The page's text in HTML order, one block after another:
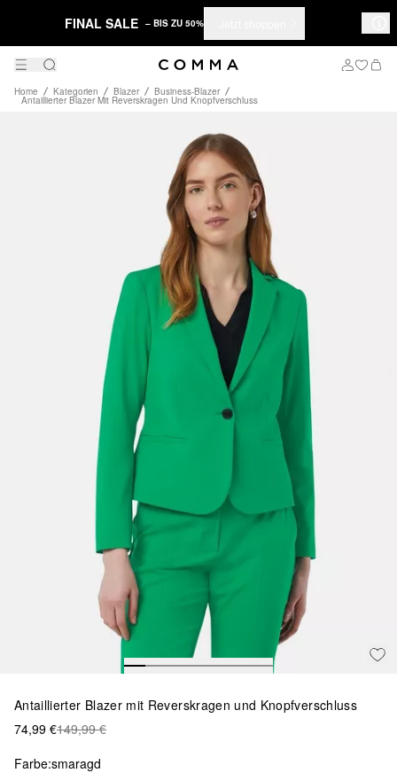
FINAL SALE – BIS ZU 50%
Home Kategorien Blazer Business-Blazer
Antaillierter Blazer Mit Reverskragen Und Knopfverschluss
Antaillierter Blazer mit Reverskragen und Knopfverschluss
74,99 €149,99 €
Farbe:smaragd